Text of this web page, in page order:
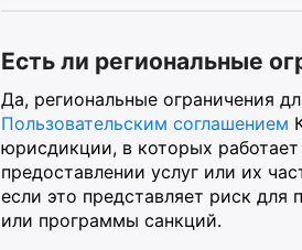
Есть ли региональные
Да, региональные ограничения
Пользовательским соглашением
юрисдикции, в которых
предоставлении услуг или их
если это представляет риск для
или программы санкций.